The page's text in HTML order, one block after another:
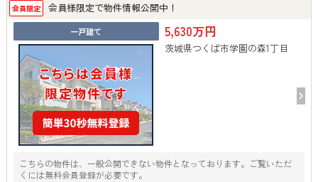
会員限定 会員様限定で物件情報公開中！
一戸建て 5,630万円
茨城県つくば市学園の森1丁目
こちらの物件は、一般公開できない物件となっております。ご覧いただ
くには無料会員登録が必要です。